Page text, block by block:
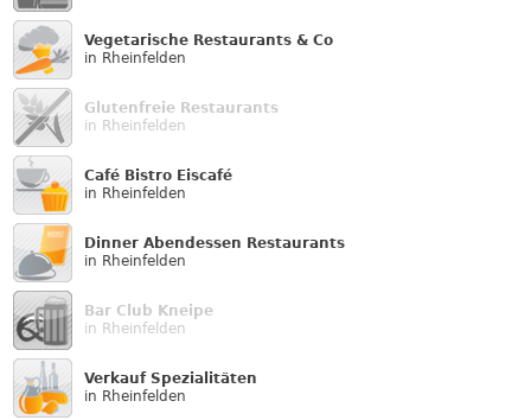
Vegetarische Restaurants & Co
in Rheinfelden
Glutenfreie Restaurants
in Rheinfelden
Café Bistro Eiscafé
in Rheinfelden
Dinner Abendessen Restaurants
in Rheinfelden
Bar Club Kneipe
in Rheinfelden
Verkauf Speziali­täten
in Rheinfelden